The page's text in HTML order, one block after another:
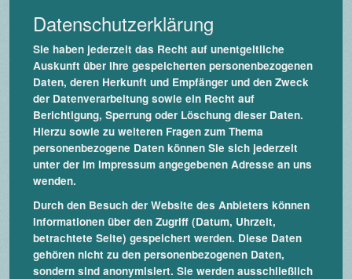
Datenschutzerklärung
Sie haben jederzeit das Recht auf unentgeltliche
Auskunft über Ihre gespeicherten personenbezogenen
Daten, deren Herkunft und Empfänger und den Zweck
der Datenverarbeitung sowie ein Recht auf
Berichtigung, Sperrung oder Löschung dieser Daten.
Hierzu sowie zu weiteren Fragen zum Thema
personenbezogene Daten können Sie sich jederzeit
unter der im Impressum angegebenen Adresse an uns
wenden.
Durch den Besuch der Website des Anbieters können
Informationen über den Zugriff (Datum, Uhrzeit,
betrachtete Seite) gespeichert werden. Diese Daten
gehören nicht zu den personenbezogenen Daten,
sondern sind anonymisiert. Sie werden ausschließlich